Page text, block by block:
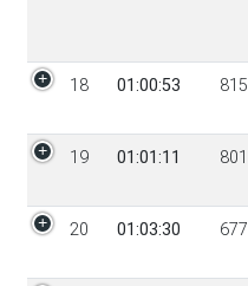
18 01:00:53 815
19 01:01:11 801
20 01:03:30 677